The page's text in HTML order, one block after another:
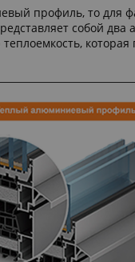
профиль, то для
собой